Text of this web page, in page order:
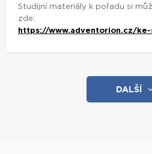
Studijní materiály k pořadu si
zde:
https://www.adventorion.cz/
DALŠÍ